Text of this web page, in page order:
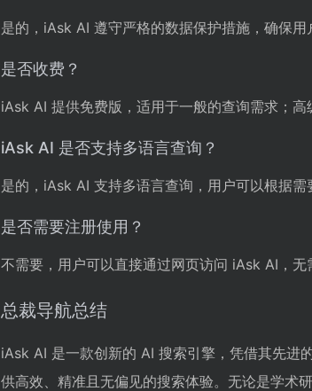
是的，iAsk AI 遵守严格的数据保护措施，确保用
是否收费？
iAsk AI 提供免费版，适用于一般的查询需求；高
iAsk AI 是否支持多语言查询？
是的，iAsk AI 支持多语言查询，用户可以根据需
是否需要注册使用？
不需要，用户可以直接通过网页访问 iAsk AI，无
总裁导航总结
iAsk AI 是一款创新的 AI 搜索引擎，凭借其先进
供高效、精准且无偏见的搜索体验。无论是学术